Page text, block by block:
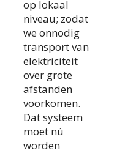
op lokaal
niveau; zodat
we onnodig
transport van
elektriciteit
over grote
afstanden
voorkomen.
Dat systeem
moet nú
worden